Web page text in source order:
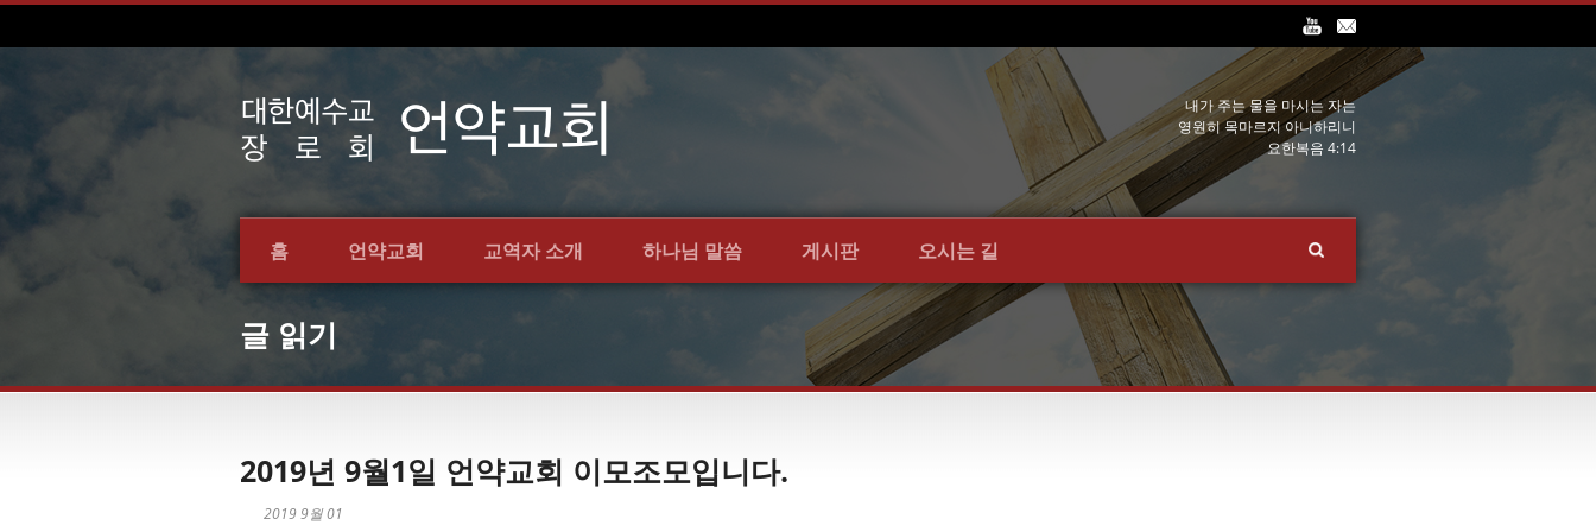
내가 주는 물을 마시는 자는
영원히 목마르지 아니하리니
요한복음 4:14
홈 언약교회 교역자 소개 하나님 말씀 게시판 오시는 길
글 읽기
2019년 9월1일 언약교회 이모조모입니다.
2019 9월 01